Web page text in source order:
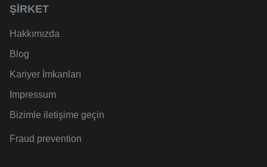
ŞIRKET
Hakkımızda
Blog
Kariyer İmkanları
Impressum
Bizimle iletişime geçin
Fraud prevention